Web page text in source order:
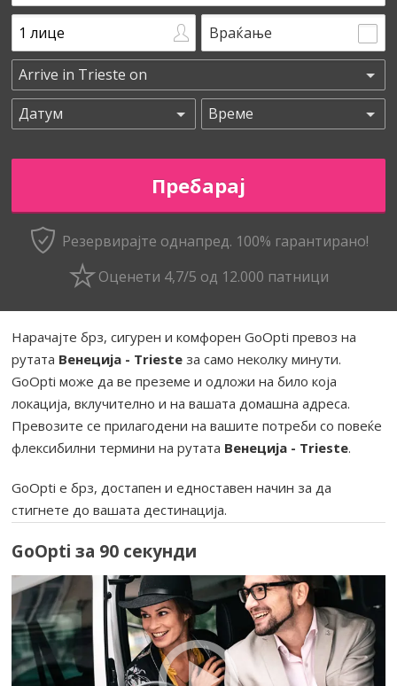
Враќање
Резервирајте однапред. 100% гарантирано!
Оценети 4,7/5 од 12.000 патници
Нарачајте брз, сигурен и комфорен GoOpti превоз на
рутата Венеција - Trieste за само неколку минути.
GoOpti може да ве преземе и одложи на било која
локација, вклучително и на вашата домашна адреса.
Превозите се прилагодени на вашите потреби со повеќе
флексибилни термини на рутата Венеција - Trieste.
GoOpti е брз, достапен и едноставен начин за да
стигнете до вашата дестинација.
GoOpti за 90 секунди